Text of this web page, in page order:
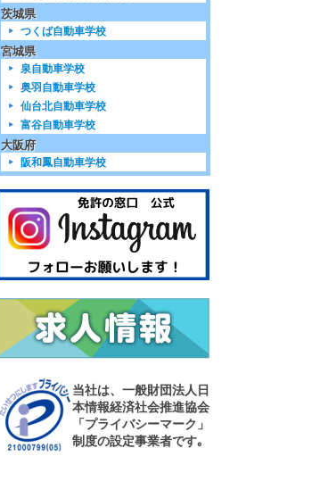
茨城県
つくば自動車学校
宮城県
泉自動車学校
奥羽自動車学校
仙台北自動車学校
富谷自動車学校
大阪府
阪和鳳自動車学校
当社は、一般財団法人日
本情報経済社会推進協会
「プライバシーマーク」
制度の設定事業者です｡